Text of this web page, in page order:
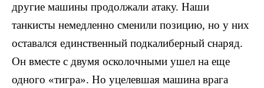
другие машины продолжали ата­ку. Наши
танкисты немедленно сменили позицию, но у них
оставался единственный подкалиберный снаряд.
Он вместе с двумя осколочными ушел на еще
одного «тиг­ра». Но уцелевшая машина врага